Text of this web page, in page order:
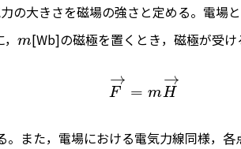
の大きさを磁場の強さと定める。電場
，m[Wb]の磁極を置くとき，磁極が受け
F
→
= mH
→
また，電場における電気力線同様，